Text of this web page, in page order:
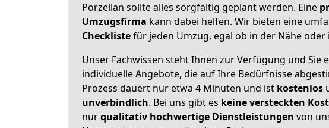
Porzellan sollte alles sorgfältig geplant werden. Eine
Umzugsfirma kann dabei helfen. Wir bieten eine
Checklistefür jeden Umzug, egal ob in der Nähe oder
Unser Fachwissen steht Ihnen zur Verfügung und Sie
individuelle Angebote, die auf Ihre Bedürfnisse
Prozess dauert nur etwa 4 Minuten und ist kostenlos
unverbindlich. Bei uns gibt es keine versteckten
nurqualitativ hochwertige Dienstleistungen von